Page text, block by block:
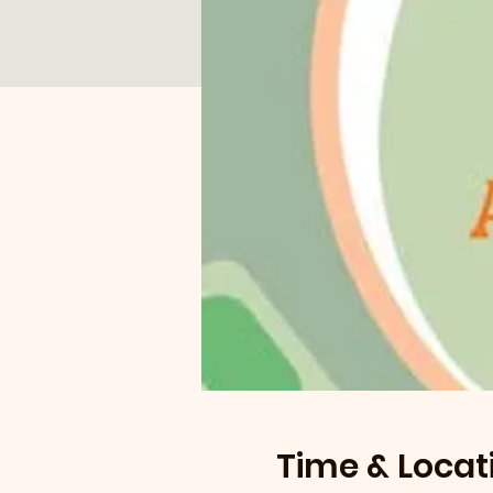
Time &